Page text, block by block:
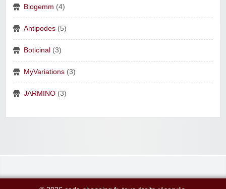
Biogemm (4)
Antipodes (5)
Boticinal (3)
MyVariations (3)
JARMINO (3)